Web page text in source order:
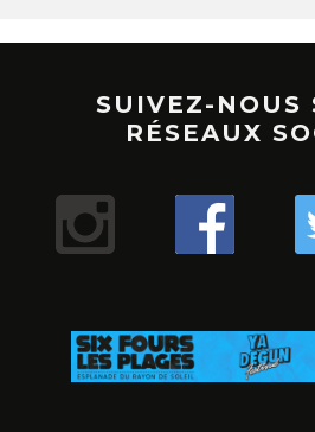
SUIVEZ-NOUS
RÉSEAUX